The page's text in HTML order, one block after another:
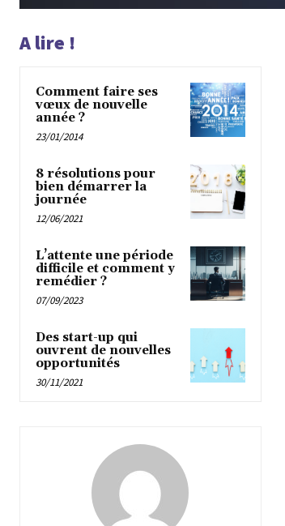
A lire !
Comment faire ses
vœux de nouvelle
année ?
23/01/2014
8 résolutions pour
bien démarrer la
journée
12/06/2021
L’attente une période
difficile et comment y
remédier ?
07/09/2023
Des start-up qui
ouvrent de nouvelles
opportunités
30/11/2021